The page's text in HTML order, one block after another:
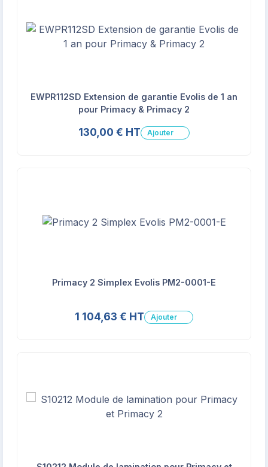
EWPR112SD Extension de garantie Evolis de 1 an
pour Primacy & Primacy 2
130,00 € HT Ajouter
Primacy 2 Simplex Evolis PM2-0001-E
1 104,63 € HT Ajouter